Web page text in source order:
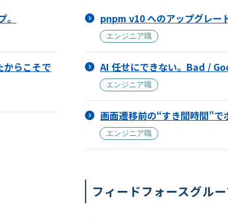
からこそで
pnpm v10 へのアップグレー
エンジニア職
AI 任せにできない。Bad /
エンジニア職
画面遷移前の“すき間時間”
エンジニア職
フィードフォースグル